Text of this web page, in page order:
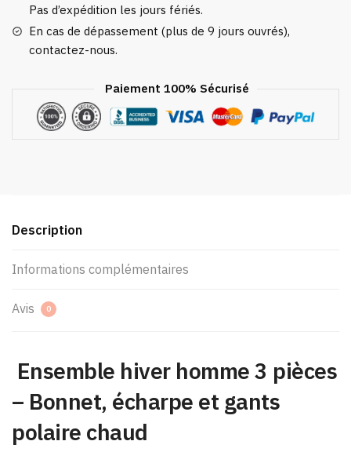
gants
Pas d’expédition les jours fériés.
En cas de dépassement (plus de 9 jours ouvrés),
contactez-nous.
Paiement 100% Sécurisé
Description
Informations complémentaires
Avis 0
Ensemble hiver homme 3 pièces
– Bonnet, écharpe et gants
polaire chaud